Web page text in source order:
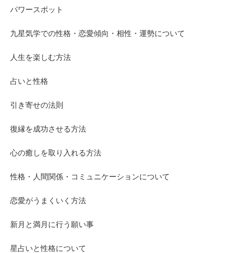
パワースポット
九星気学での性格・恋愛傾向・相性・運勢について
人生を楽しむ方法
占いと性格
引き寄せの法則
復縁を成功させる方法
心の癒しを取り入れる方法
性格・人間関係・コミュニケーションについて
恋愛がうまくいく方法
新月と満月に行う願い事
星占いと性格について